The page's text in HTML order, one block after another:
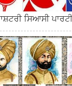
ਸਿਆਸੀ